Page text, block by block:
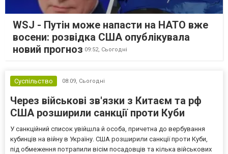
WSJ - Путін може напасти на НАТО вже
восени: розвідка США опублікувала
новий прогноз 09:52, Сьогодні
Суспільство 08:09, Сьогодні
Через військові зв'язки з Китаєм та рф
США розширили санкції проти Куби
У санкційний список увійшла й особа, причетна до вербування
кубинців на війну в Україну. США розширили санкції проти Куби,
під обмеження потрапили вісім посадовців та кілька військових